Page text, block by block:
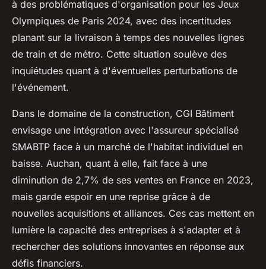
à des problématiques d'organisation pour les Jeux
Olympiques de Paris 2024, avec des incertitudes
planant sur la livraison à temps des nouvelles lignes
de train et de métro. Cette situation soulève des
inquiétudes quant à d'éventuelles perturbations de
l'événement.
Dans le domaine de la construction, CGI Bâtiment
envisage une intégration avec l'assureur spécialisé
SMABTP face à un marché de l'habitat individuel en
baisse. Auchan, quant à elle, fait face à une
diminution de 2,7% de ses ventes en France en 2023,
mais garde espoir en une reprise grâce à de
nouvelles acquisitions et alliances. Ces cas mettent en
lumière la capacité des entreprises à s'adapter et à
rechercher des solutions innovantes en réponse aux
défis financiers.